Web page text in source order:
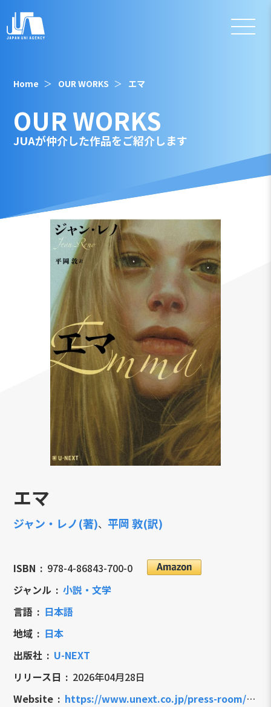
Home OUR WORKS エマ
OUR WORKS
JUAが仲介した作品をご紹介します
エマ
ジャン・レノ(著)、平岡 敦(訳)
ISBN
978-4-86843-700-0
ジャンル
小説・文学
言語
日本語
地域
日本
出版社
U-NEXT
リリース日
2026年04月28日
Website
https://www.unext.co.jp/press-room/original-books-jean-reno-2026-04-20